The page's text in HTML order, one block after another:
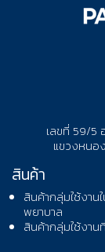
เลขที่ 59/5
แขวงหนอ
สินค้า
สินค้ากลุ่มใช้งาน
พยาบาล
สินค้ากลุ่มใช้งาน